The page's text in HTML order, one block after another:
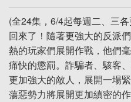
(全24集，6/4起每週二、三
回來了！隨著更強大的反派
熱的玩家們展開作戰，他們
痛快的懲罰。詐騙者、駭客
更加強大的敵人，展開一場
蕩惡勢力將展開更加縝密的作